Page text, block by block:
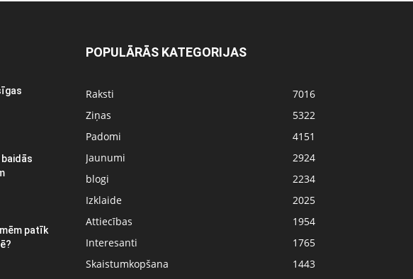
patīk
POPULĀRĀS KATEGORIJAS
Raksti
7016
Ziņas
5322
Padomi
4151
Jaunumi
2924
blogi
2234
Izklaide
2025
Attiecības
1954
Interesanti
1765
Skaistumkopšana
1443